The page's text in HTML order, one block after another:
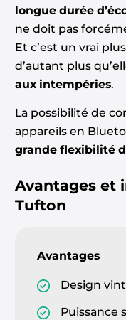
longue durée
ne doit pas
Et c’est un vrai
d’autant plus
aux intempéries.
La possibilité de
appareils en
grande flexibilité
Avantages et
Tufton
Avantages
Design
Puissance